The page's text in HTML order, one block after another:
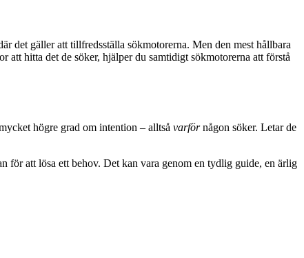
det gäller att tillfredsställa sökmotorerna. Men den mest hållbara
hitta det de söker, hjälper du samtidigt sökmotorerna att förstå
högre grad om intention – alltså varförnågon söker. Letar de
för att lösa ett behov. Det kan vara genom en tydlig guide, en ärlig